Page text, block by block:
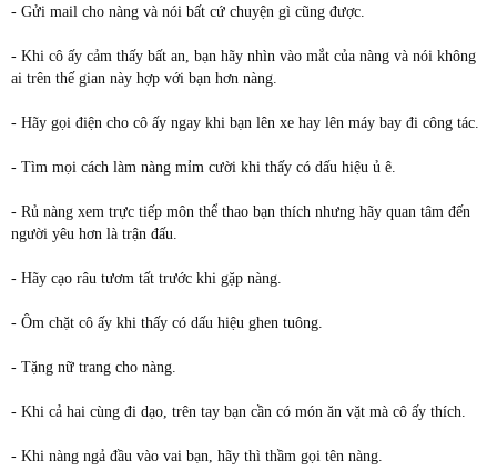
- Gửi mail cho nàng và nói bất cứ chuyện gì cũng được.
- Khi cô ấy cảm thấy bất an, bạn hãy nhìn vào mắt của nàng và nói không
ai trên thế gian này hợp với bạn hơn nàng.
- Hãy gọi điện cho cô ấy ngay khi bạn lên xe hay lên máy bay đi công tác.
- Tìm mọi cách làm nàng mỉm cười khi thấy có dấu hiệu ủ ê.
- Rủ nàng xem trực tiếp môn thể thao bạn thích nhưng hãy quan tâm đến
người yêu hơn là trận đấu.
- Hãy cạo râu tươm tất trước khi gặp nàng.
- Ôm chặt cô ấy khi thấy có dấu hiệu ghen tuông.
- Tặng nữ trang cho nàng.
- Khi cả hai cùng đi dạo, trên tay bạn cần có món ăn vặt mà cô ấy thích.
- Khi nàng ngả đầu vào vai bạn, hãy thì thầm gọi tên nàng.